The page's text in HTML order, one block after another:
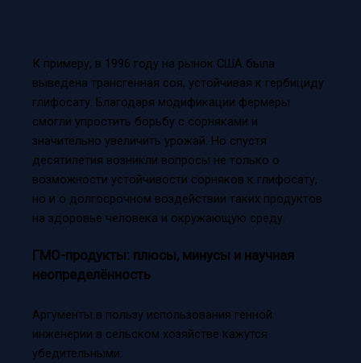
К примеру, в 1996 году на рынок США была
выведена трансгенная соя, устойчивая к гербициду
глифосату. Благодаря модификации фермеры
смогли упростить борьбу с сорняками и
значительно увеличить урожай. Но спустя
десятилетия возникли вопросы не только о
возможности устойчивости сорняков к глифосату,
но и о долгосрочном воздействии таких продуктов
на здоровье человека и окружающую среду.
ГМО-продукты: плюсы, минусы и научная
неопределённость
Аргументы в пользу использования генной
инженерии в сельском хозяйстве кажутся
убедительными: